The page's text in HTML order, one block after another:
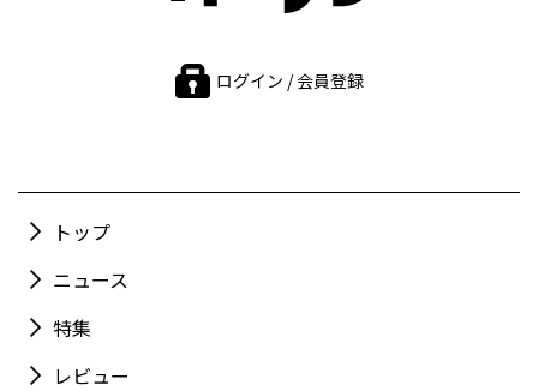
ログイン / 会員登録
トップ
ニュース
特集
レビュー